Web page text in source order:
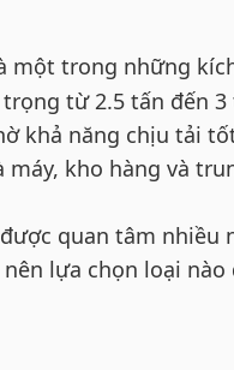
một trong những
từ 2.5 tấn đến
khả năng chịu tải
kho hàng và
quan tâm nhiều
lựa chọn loại